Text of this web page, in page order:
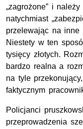
„zagrożone” i należy
natychmiast
przelewając na inne
Niestety w ten
tysięcy złotych.
bardzo realna a
na tyle
faktycznym
Policjanci
przeprowadzenia